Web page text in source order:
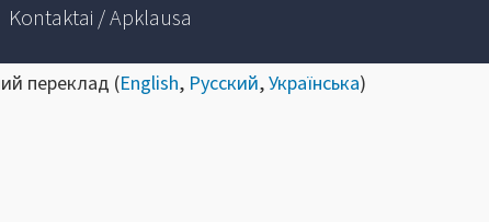
Kontaktai / Apklausa
переклад (English, Русский,Українська)